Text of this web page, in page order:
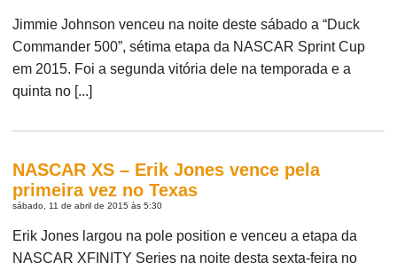
Jimmie Johnson venceu na noite deste sábado a “Duck
Commander 500”, sétima etapa da NASCAR Sprint Cup
em 2015. Foi a segunda vitória dele na temporada e a
quinta no [...]
NASCAR XS – Erik Jones vence pela
primeira vez no Texas
sábado, 11 de abril de 2015 às 5:30
Erik Jones largou na pole position e venceu a etapa da
NASCAR XFINITY Series na noite desta sexta-feira no